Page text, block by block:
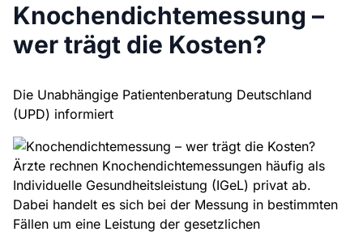
Knochendichtemessung –
wer trägt die Kosten?
Die Unabhängige Patientenberatung Deutschland
(UPD) informiert
Ärzte rechnen Knochendichtemessungen häufig als
Individuelle Gesundheitsleistung (IGeL) privat ab.
Dabei handelt es sich bei der Messung in bestimmten
Fällen um eine Leistung der gesetzlichen